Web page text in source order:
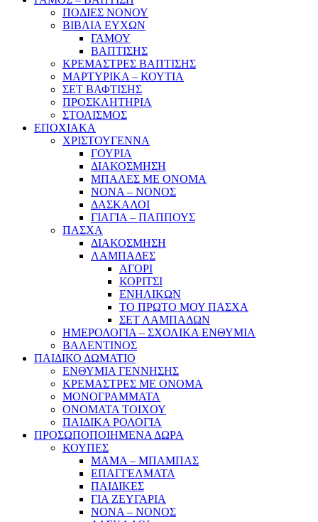
ΠΟΔΙΕΣ ΝΟΝΟΥ
ΒΙΒΛΙΑ ΕΥΧΩΝ
ΓΑΜΟΥ
ΒΑΠΤΙΣΗΣ
ΚΡΕΜΑΣΤΡΕΣ ΒΑΠΤΙΣΗΣ
ΜΑΡΤΥΡΙΚΑ – ΚΟΥΤΙΑ
ΣΕΤ ΒΑΦΤΙΣΗΣ
ΠΡΟΣΚΛΗΤΗΡΙΑ
ΣΤΟΛΙΣΜΟΣ
ΕΠΟΧΙΑΚΑ
ΧΡΙΣΤΟΥΓΕΝΝΑ
ΓΟΥΡΙΑ
ΔΙΑΚΟΣΜΗΣΗ
ΜΠΑΛΕΣ ΜΕ ΟΝΟΜΑ
ΝΟΝΑ – ΝΟΝΟΣ
ΔΑΣΚΑΛΟΙ
ΓΙΑΓΙΑ – ΠΑΠΠΟΥΣ
ΠΑΣΧΑ
ΔΙΑΚΟΣΜΗΣΗ
ΛΑΜΠΑΔΕΣ
ΑΓΟΡΙ
ΚΟΡΙΤΣΙ
ΕΝΗΛΙΚΩΝ
ΤΟ ΠΡΩΤΟ ΜΟΥ ΠΑΣΧΑ
ΣΕΤ ΛΑΜΠΑΔΩΝ
ΗΜΕΡΟΛΟΓΙΑ – ΣΧΟΛΙΚΑ ΕΝΘΥΜΙΑ
ΒΑΛΕΝΤΙΝΟΣ
ΠΑΙΔΙΚΟ ΔΩΜΑΤΙΟ
ΕΝΘΥΜΙΑ ΓΕΝΝΗΣΗΣ
ΚΡΕΜΑΣΤΡΕΣ ΜΕ ΟΝΟΜΑ
ΜΟΝΟΓΡΑΜΜΑΤΑ
ΟΝΟΜΑΤΑ ΤΟΙΧΟΥ
ΠΑΙΔΙΚΑ ΡΟΛΟΓΙΑ
ΠΡΟΣΩΠΟΠΟΙΗΜΕΝΑ ΔΩΡΑ
ΚΟΥΠΕΣ
ΜΑΜΑ – ΜΠΑΜΠΑΣ
ΕΠΑΓΓΕΛΜΑΤΑ
ΠΑΙΔΙΚΕΣ
ΓΙΑ ΖΕΥΓΑΡΙΑ
ΝΟΝΑ – ΝΟΝΟΣ